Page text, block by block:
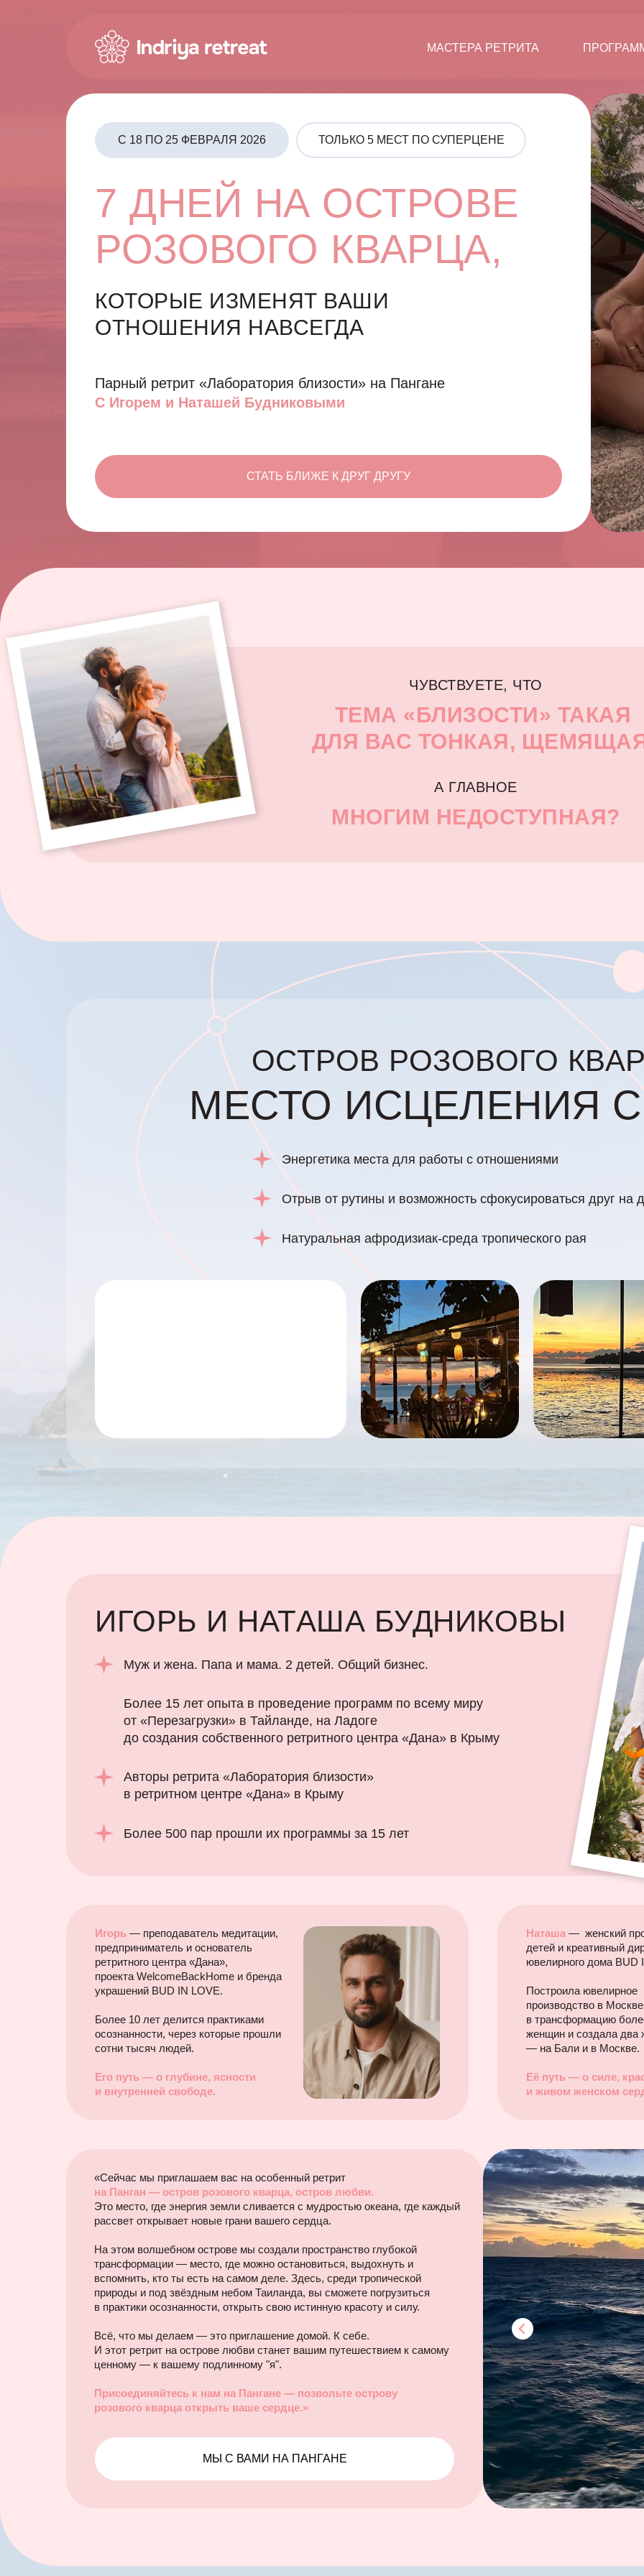
МАСТЕРА РЕТРИТА
7 ДНЕЙ НА ОСТРОВЕ
РОЗОВОГО КВАРЦА,
КОТОРЫЕ ИЗМЕНЯТ ВАШИ
ОТНОШЕНИЯ НАВСЕГДА
Парный ретрит «Лаборатория близости» на Пангане
С Игорем и Наташей Будниковыми
СТАТЬ БЛИЖЕ К ДРУГ ДРУГУ
C 18 ПО 25 ФЕВРАЛЯ 2026 ТОЛЬКО 5 МЕСТ ПО СУПЕРЦЕНЕ
МНОГИМ НЕДОСТУПНАЯ?
ТЕМА «БЛИЗОСТИ» ТАКАЯ
ДЛЯ ВАС ТОНКАЯ,
А ГЛАВНОЕ
ЧУВСТВУЕТЕ, ЧТО
МЕСТО ИСЦЕЛЕНИЯ
ОСТРОВ РОЗОВОГО
Отрыв от рутины и возможность сфокусироваться друг на
Натуральная афродизиак-среда тропического рая
Энергетика места для работы с отношениями
Игорь — преподаватель медитации,
предприниматель и основатель
ретритного центра «Дана»,
проекта WelcomeBackHome и бренда
украшений BUD IN LOVE.
Более 10 лет делится практиками
осознанности, через которые прошли
сотни тысяч людей.
Его путь — о глубине, ясности
и внутренней свободе.
Наташа — женский
детей и креативный
ювелирного дома BUD
Построила ювелирное
производство в
в трансформацию
женщин и создала два
— на Бали и в Москве.
Её путь — о силе,
и живом женском
ИГОРЬ И НАТАША БУДНИКОВЫ
Более 15 лет опыта в проведение программ по всему миру
от «Перезагрузки» в Тайланде, на Ладоге
до создания собственного ретритного центра «Дана» в Крыму
Авторы ретрита «Лаборатория близости»
в ретритном центре «Дана» в Крыму
Муж и жена. Папа и мама. 2 детей. Общий бизнес.
Более 500 пар прошли их программы за 15 лет
«Сейчас мы приглашаем вас на особенный ретрит
на Панган — остров розового кварца, остров любви.
Это место, где энергия земли сливается с мудростью океана, где каждый
рассвет открывает новые грани вашего сердца.
На этом волшебном острове мы создали пространство глубокой
трансформации — место, где можно остановиться, выдохнуть и
вспомнить, кто ты есть на самом деле. Здесь, среди тропической
природы и под звёздным небом Таиланда, вы сможете погрузиться
в практики осознанности, открыть свою истинную красоту и силу.
Всё, что мы делаем — это приглашение домой. К себе.
И этот ретрит на острове любви станет вашим путешествием к самому
ценному — к вашему подлинному "я".
Присоединяйтесь к нам на Пангане — позвольте острову
розового кварца открыть ваше сердце.»
МЫ С ВАМИ НА ПАНГАНЕ